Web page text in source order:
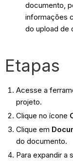
documento,
informações
do upload de
Etapas
Acesse a
projeto.
Clique no ícone
Clique em
do documento.
Para expandir a